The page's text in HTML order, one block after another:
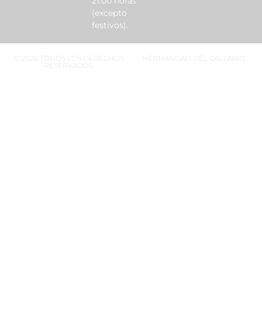
(excepto
festivos).
HERMANDAD DEL CALVARIO